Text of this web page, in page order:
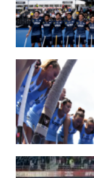
14/07/2026
MUNDIAL 2026: LOS
Del 15 al 30 de agosto
LEER MÁS
09/07/2026
MUNDIAL 2026: LAS